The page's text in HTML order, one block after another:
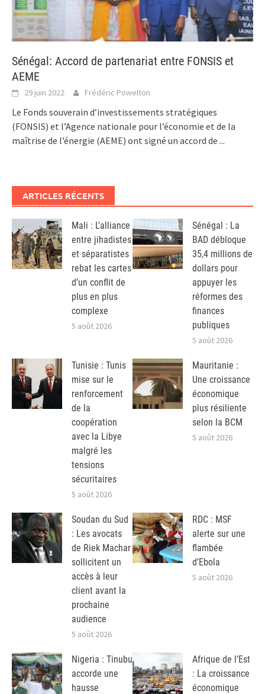
Sénégal: Accord de partenariat entre FONSIS et
AEME
29 juin 2022 Frédéric Powelton
Le Fonds souverain d’investissements stratégiques
(FONSIS) et l’Agence nationale pour l’économie et de la
maîtrise de l’énergie (AEME) ont signé un accord de ...
ARTICLES RÉCENTS
Mali : L’alliance
entre jihadistes
et séparatistes
rebat les cartes
d’un conflit de
plus en plus
complexe
5 août 2026
Sénégal : La
BAD débloque
35,4 millions de
dollars pour
appuyer les
réformes des
finances
publiques
5 août 2026
Tunisie : Tunis
mise sur le
renforcement
de la
coopération
avec la Libye
malgré les
tensions
sécuritaires
5 août 2026
Mauritanie :
Une croissance
économique
plus résiliente
selon la BCM
5 août 2026
Soudan du Sud
: Les avocats
de Riek Machar
sollicitent un
accès à leur
client avant la
prochaine
audience
5 août 2026
RDC : MSF
alerte sur une
flambée
d’Ebola
5 août 2026
Nigeria : Tinubu
accorde une
hausse
Afrique de l’Est
: La croissance
économique